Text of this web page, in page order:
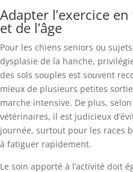
Adapter l’exercice
et de l’âge
Pour les chiens seniors ou
dysplasie de la hanche,
des sols souples est souvent
mieux de plusieurs petites
marche intensive. De plus,
vétérinaires, il est judicieux
journée, surtout pour les races
à fatiguer rapidement.
Le soin apporté à l’activité doit